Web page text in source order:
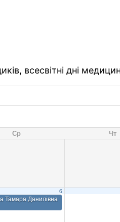
всесвітні дні
Ср Чт
6
Тамара Данилівна